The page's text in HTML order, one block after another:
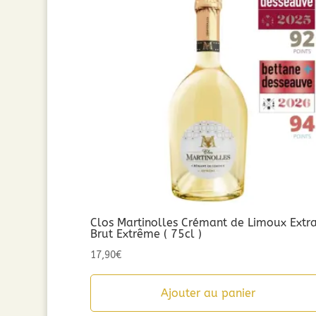
Clos Martinolles Crémant de Limoux
Brut Extrême ( 75cl )
17,90€
Ajouter au panier